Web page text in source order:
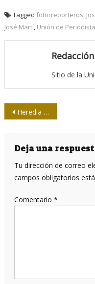
Tagged fotorreporteros,
José Martí, Unión de
Sitio de la
Navegación
entradas
Heredia en Martí
Deja una
Tu dirección de correo
campos obligatorios
Comentario *